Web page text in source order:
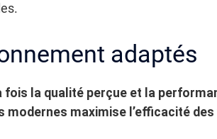
adaptés
fois la qualité perçue et la
maximise l’efficacité